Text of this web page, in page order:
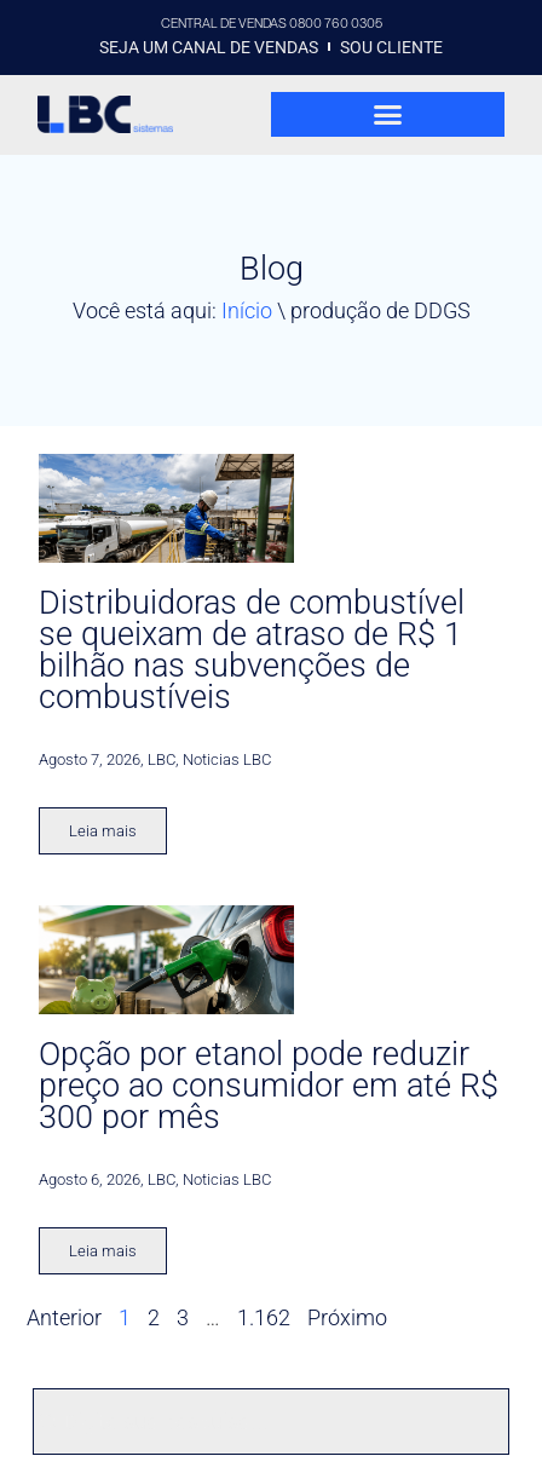
CENTRAL DE VENDAS 0800 760 0305
SEJA UM CANAL DE VENDAS SOU CLIENTE
Blog
Você está aqui: Início\ produção de DDGS
Distribuidoras de combustível
se queixam de atraso de R$ 1
bilhão nas subvenções de
combustíveis
Agosto 7, 2026 LBC Noticias LBC
Leia mais
Opção por etanol pode reduzir
preço ao consumidor em até R$
300 por mês
Agosto 6, 2026 LBC Noticias LBC
Leia mais
Anterior 1 2 3 … 1.162 Próximo